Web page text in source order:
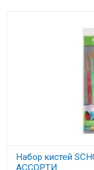
Набор кистей
АССОРТИ